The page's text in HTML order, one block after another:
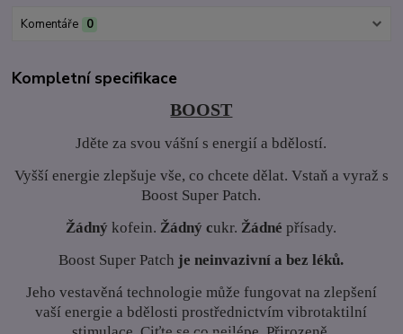
Komentáře 0
Kompletní specifikace
BOOST
Jděte za svou vášní s energií a bdělostí.
Vyšší energie zlepšuje vše, co chcete dělat. Vstaň a vyraž s
Boost Super Patch.
Žádný kofein. Žádný cukr. Žádné přísady.
Boost Super Patch je neinvazivní a bez léků.
Jeho vestavěná technologie může fungovat na zlepšení
vaší energie a bdělosti prostřednictvím vibrotaktilní